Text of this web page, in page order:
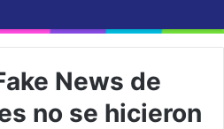
News de
no se hicieron